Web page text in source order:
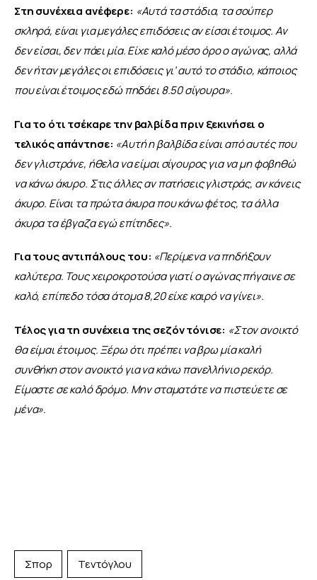
Στη συνέχεια ανέφερε: «Αυτά τα στάδια, τα σούπερ
σκληρά, είναι για μεγάλες επιδόσεις αν είσαι έτοιμος. Αν
δεν είσαι, δεν πάει μία. Είχε καλό μέσο όρο ο αγώνας, αλλά
δεν ήταν μεγάλες οι επιδόσεις γι’ αυτό το στάδιο, κάποιος
που είναι έτοιμος εδώ πηδάει 8.50 σίγουρα».
Για το ότι τσέκαρε την βαλβίδα πριν ξεκινήσει ο
τελικός απάντησε: «Αυτή η βαλβίδα είναι από αυτές που
δεν γλιστράνε, ήθελα να είμαι σίγουρος για να μη φοβηθώ
να κάνω άκυρο. Στις άλλες αν πατήσεις γλιστράς, αν κάνεις
άκυρο. Είναι τα πρώτα άκυρα που κάνω φέτος, τα άλλα
άκυρα τα έβγαζα εγώ επίτηδες».
Για τους αντιπάλους του: «Περίμενα να πηδήξουν
καλύτερα. Τους χειροκροτούσα γιατί ο αγώνας πήγαινε σε
καλό, επίπεδο τόσα άτομα 8,20 είχε καιρό να γίνει».
Τέλος για τη συνέχεια της σεζόν τόνισε: «Στον ανοικτό
θα είμαι έτοιμος. Ξέρω ότι πρέπει να βρω μία καλή
συνθήκη στον ανοικτό για να κάνω πανελλήνιο ρεκόρ.
Είμαστε σε καλό δρόμο. Μην σταματάτε να πιστεύετε σε
μένα».
Σπορ Τεντόγλου